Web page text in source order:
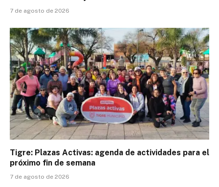
7 de agosto de 2026
Tigre: Plazas Activas: agenda de actividades para el
próximo fin de semana
7 de agosto de 2026